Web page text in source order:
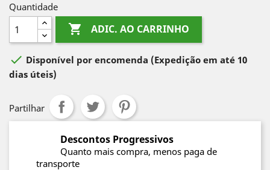
Quantidade
 ADIC. AO CARRINHO
 Disponível por encomenda (Expedição em até 10
dias úteis)
Partilhar
Descontos Progressivos
Quanto mais compra, menos paga de
transporte